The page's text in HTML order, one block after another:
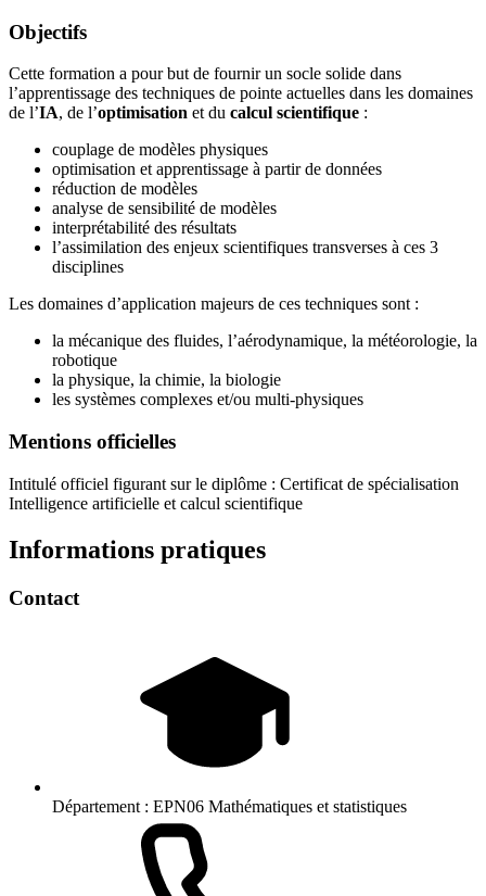
Objectifs
Cette formation a pour but de fournir un socle solide dans
l’apprentissage des techniques de pointe actuelles dans les domaines
de l’IA, de l’optimisation et du calcul scientifique :
couplage de modèles physiques
optimisation et apprentissage à partir de données
réduction de modèles
analyse de sensibilité de modèles
interprétabilité des résultats
l’assimilation des enjeux scientifiques transverses à ces 3
disciplines
Les domaines d’application majeurs de ces techniques sont :
la mécanique des fluides, l’aérodynamique, la météorologie, la
robotique
la physique, la chimie, la biologie
les systèmes complexes et/ou multi-physiques
Mentions officielles
Intitulé officiel figurant sur le diplôme : Certificat de spécialisation
Intelligence artificielle et calcul scientifique
Informations pratiques
Contact
Département : EPN06 Mathématiques et statistiques